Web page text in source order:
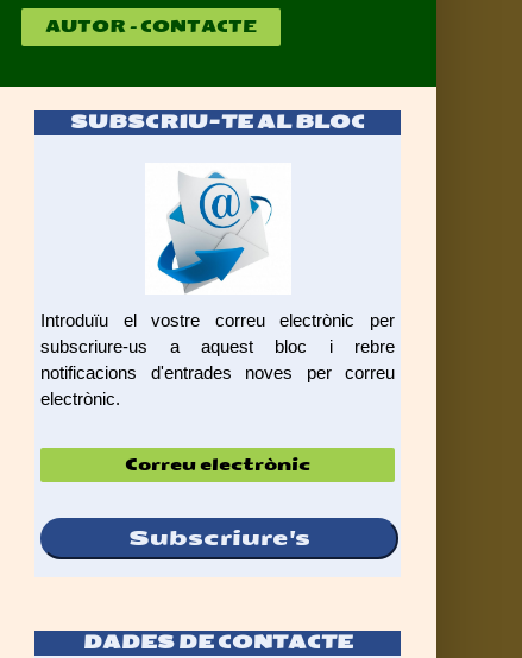
AUTOR – CONTACTE
SUBSCRIU-TE AL BLOC
Introduïu el vostre correu electrònic per
subscriure-us a aquest bloc i rebre
notificacions d'entrades noves per correu
electrònic.
electrònic
Subscriure's
DADES DE CONTACTE